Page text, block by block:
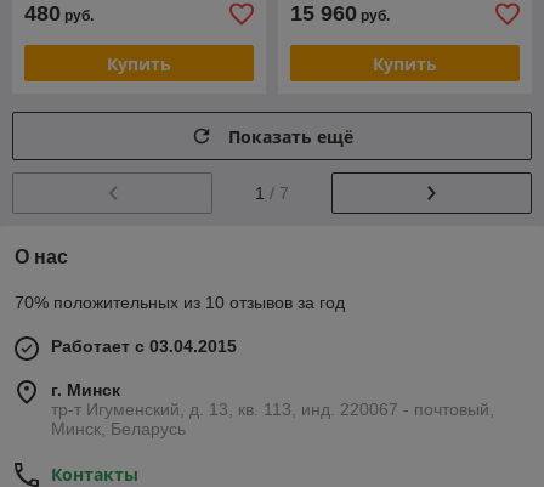
480 руб.
Купить
15 960 руб.
Купить
Показать ещё
1 / 7
О нас
70% положительных из 10 отзывов за год
Работает с 03.04.2015
г. Минск
тр-т Игуменский, д. 13, кв. 113, инд. 220067 - почтовый,
Минск, Беларусь
Контакты